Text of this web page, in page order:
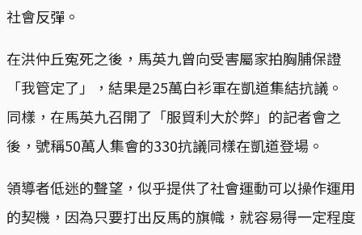
社會反彈。
在洪仲丘寃死之後，馬英九曾向受害屬家拍胸脯保證
「我管定了」，結果是25萬白衫軍在凱道集結抗議。
同樣，在馬英九召開了「服貿利大於弊」的記者會之
後，號稱50萬人集會的330抗議同樣在凱道登場。
領導者低迷的聲望，似乎提供了社會運動可以操作運用
的契機，因為只要打出反馬的旗幟，就容易得一定程度